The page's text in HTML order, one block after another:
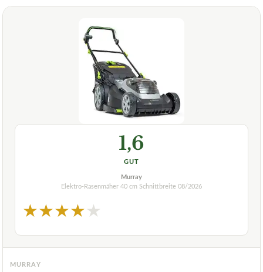
1,6
GUT
Murray
Elektro-Rasenmäher 40 cm Schnittbreite 08/2026
★★★★★
MURRAY